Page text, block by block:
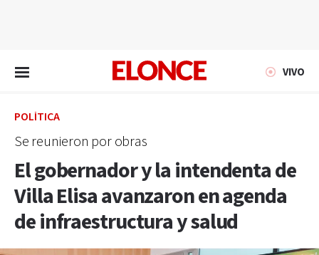
VIVO
POLÍTICA
Se reunieron por obras
El gobernador y la intendenta de
Villa Elisa avanzaron en agenda
de infraestructura y salud